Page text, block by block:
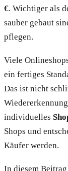
€. Wichtiger als
sauber gebaut
pflegen.
Viele
ein fertiges
Das ist nicht
individuelles
Shops und
Käufer werden.
In diesem